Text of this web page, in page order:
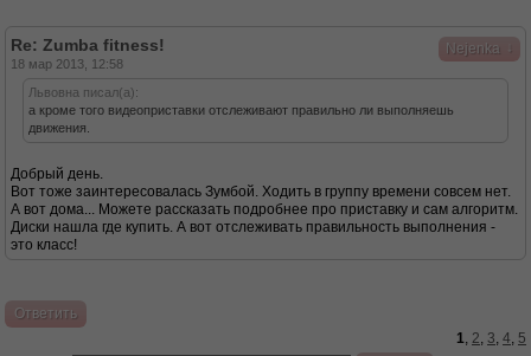
Nejenka
Re: Zumba fitness!
18 мар 2013, 12:58
Львовна писал(а):
а кроме того видеоприставки отслеживают правильно ли выполняешь
движения.
Добрый день.
Вот тоже заинтересовалась Зумбой. Ходить в группу времени совсем нет.
А вот дома... Можете рассказать подробнее про приставку и сам алгоритм.
Диски нашла где купить. А вот отслеживать правильность выполнения -
это класс!
Ответить
1, 2, 3, 4, 5